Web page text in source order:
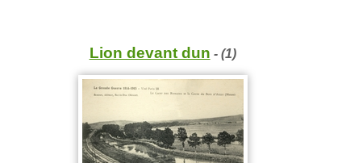
Lion devant dun - (1)